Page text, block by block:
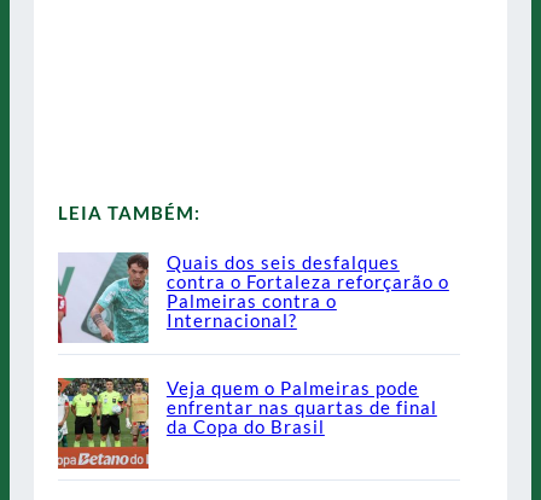
LEIA TAMBÉM:
Quais dos seis desfalques
contra o Fortaleza reforçarão o
Palmeiras contra o
Internacional?
Veja quem o Palmeiras pode
enfrentar nas quartas de final
da Copa do Brasil